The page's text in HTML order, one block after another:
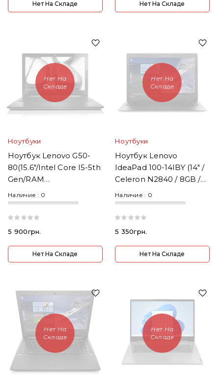
Нет На Складе Нет На Складе
Нет На
Складе
Ноутбуки
Ноутбук Lenovo G50-
80(15.6"/Intel Core I5-5th
Gen/RAM
8GB/SSD240GB)
Наличие : 0
5 900грн.
Нет На Складе
Нет На
Складе
Ноутбуки
Ноутбук Lenovo
IdeaPad 100-14IBY (14" /
Celeron N2840 / 8GB /
SSD 256GB)
Наличие : 0
5 350грн.
Нет На Складе
Нет На
Складе
Нет На
Складе